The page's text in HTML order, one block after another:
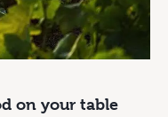
on your table